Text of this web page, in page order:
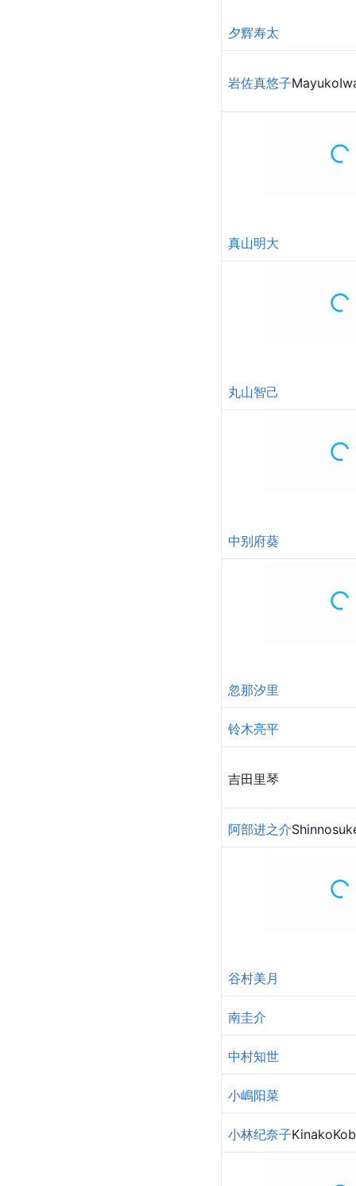
夕辉寿太
岩佐真悠子
真山明大
丸山智己
中别府葵
忽那汐里
铃木亮平
吉田里琴
阿部进之介
谷村美月
南圭介
中村知世
小嶋阳菜
小林纪奈子